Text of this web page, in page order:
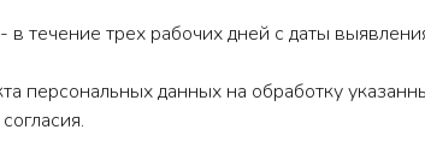
течение трех рабочих дней с даты
персональных данных на обработку